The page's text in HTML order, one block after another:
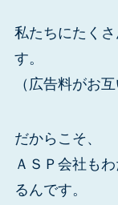
私たちにたく
す。
（広告料がお
だからこそ、
ＡＳＰ会社も
るんです。